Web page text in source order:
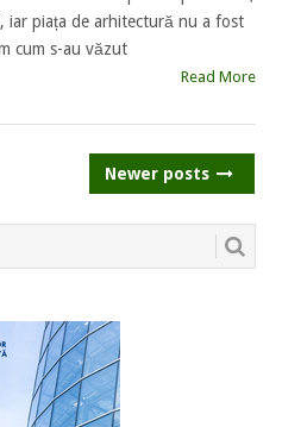
iar piața de arhitectură nu a fost
cum s-au văzut
Read More
Newer posts